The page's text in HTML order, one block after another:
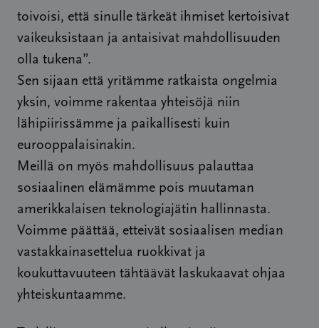
toivoisi, että sinulle tärkeät ihmiset kertoisivat
vaikeuksistaan ja antaisivat mahdollisuuden
olla tukena”.
Sen sijaan että yritämme ratkaista ongelmia
yksin, voimme rakentaa yhteisöjä niin
lähipiirissämme ja paikallisesti kuin
eurooppalaisinakin.
Meillä on myös mahdollisuus palauttaa
sosiaalinen elämämme pois muutaman
amerikkalaisen teknologiajätin hallinnasta.
Voimme päättää, etteivät sosiaalisen median
vastakkainasettelua ruokkivat ja
koukuttavuuteen tähtäävät laskukaavat ohjaa
yhteiskuntaamme.